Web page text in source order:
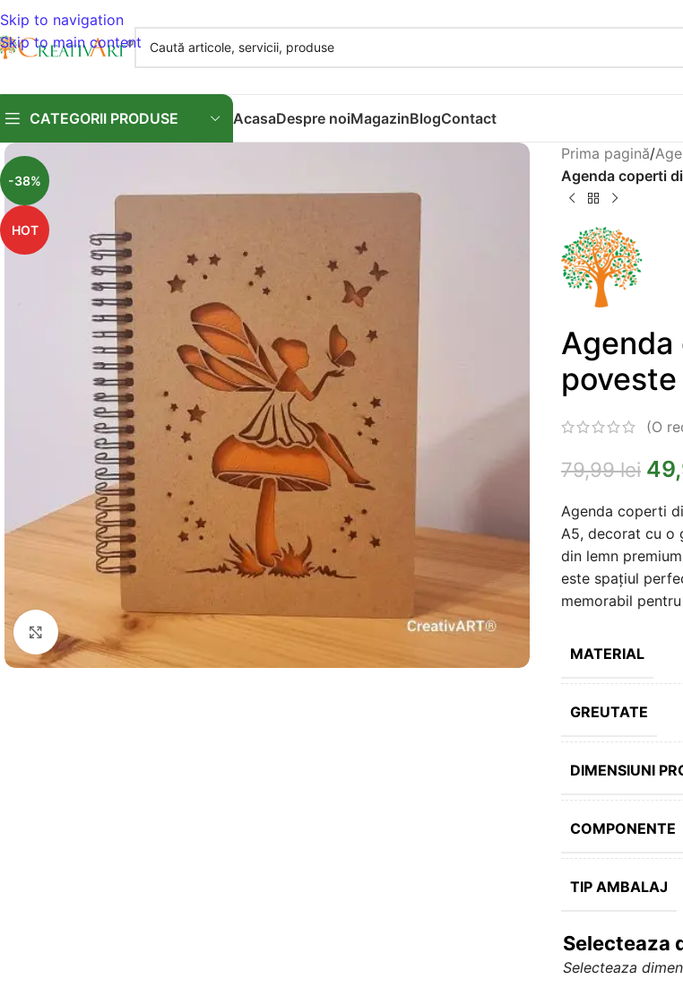
Skip to navigation
Skip to main content
CATEGORII PRODUSE AcasaDespre noiMagazinBlogContact
-38%
HOT
Click to enlarge
Prima pagină/
Agenda coperti
poveste
(O
79,99lei
Agenda coperti
A5, decorat cu o
din lemn
este spațiul
memorabil
MATERIAL
GREUTATE
DIMENSIUNI
COMPONENTE
TIP AMBALAJ
Selecteaza
Selecteaza